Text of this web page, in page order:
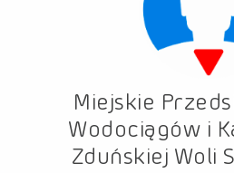
WłaścicielMiejskie
Wodociągów i
Zduńskiej Woli